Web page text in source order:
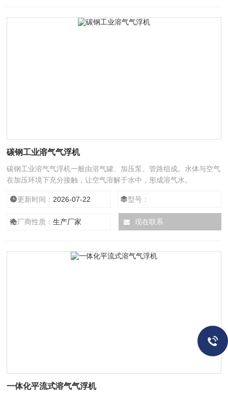
碳钢工业溶气气浮机
碳钢工业溶气气浮机一般由溶气罐、加压泵、管路组成。水体与空气
在加压环境下充分接触，让空气溶解于水中，形成溶气水。
更新时间： 2026-07-22 型号：
厂商性质：生产厂家 现在联系
一体化平流式溶气气浮机